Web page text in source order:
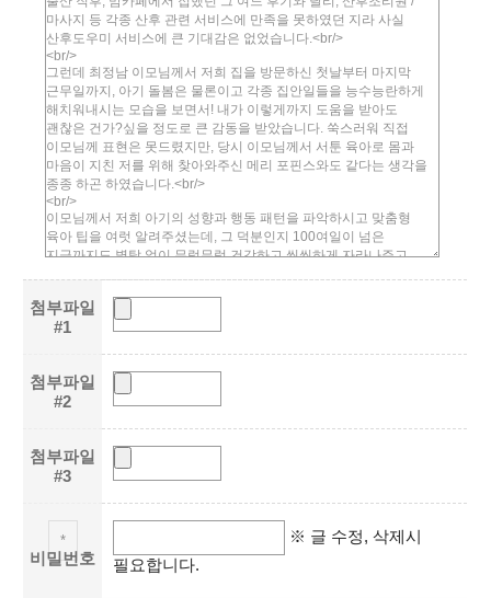
첨부파일
#1
첨부파일
#2
첨부파일
#3
*
비밀번호
※ 글 수정, 삭제시
필요합니다.